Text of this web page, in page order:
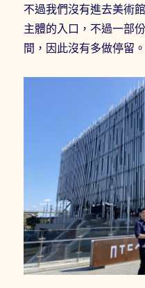
不過我們沒有進去美術
主體的入口，不過一部
間，因此沒有多做停留。